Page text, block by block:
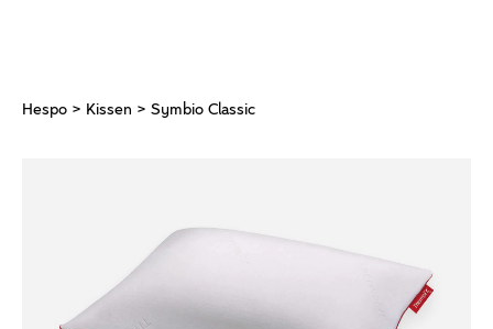
Hespo > Kissen > Symbio Classic